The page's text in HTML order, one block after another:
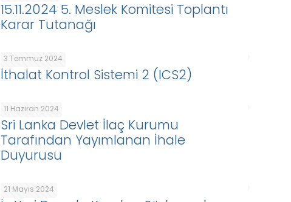
15.11.2024 5. Meslek Komitesi Toplantı
Karar Tutanağı
3 Temmuz 2024
İthalat Kontrol Sistemi 2 (ICS2)
11 Haziran 2024
Sri Lanka Devlet İlaç Kurumu
Tarafından Yayımlanan İhale
Duyurusu
21 Mayıs 2024